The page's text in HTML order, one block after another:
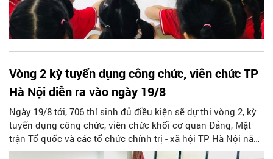
Vòng 2 kỳ tuyển dụng công chức, viên chức TP
Hà Nội diễn ra vào ngày 19/8
Ngày 19/8 tới, 706 thí sinh đủ điều kiện sẽ dự thi vòng 2, kỳ
tuyển dụng công chức, viên chức khối cơ quan Đảng, Mặt
trận Tổ quốc và các tổ chức chính trị - xã hội TP Hà Nội năm
2023 theo hình thức phỏng vấn nghiệp vụ chuyên ngành.